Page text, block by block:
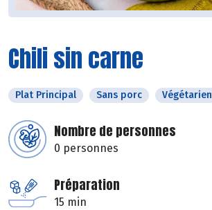
Chili sin carne
Plat Principal Sans porc Végétarien
Nombre de personnes
0 personnes
Préparation
15 min